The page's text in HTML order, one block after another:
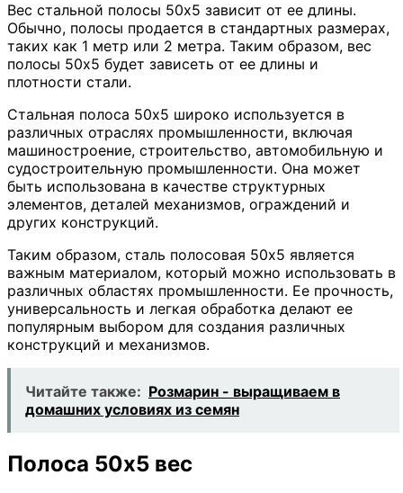
Вес стальной полосы 50х5 зависит от ее длины.
Обычно, полосы продается в стандартных размерах,
таких как 1 метр или 2 метра. Таким образом, вес
полосы 50х5 будет зависеть от ее длины и
плотности стали.
Стальная полоса 50х5 широко используется в
различных отраслях промышленности, включая
машиностроение, строительство, автомобильную и
судостроительную промышленности. Она может
быть использована в качестве структурных
элементов, деталей механизмов, ограждений и
других конструкций.
Таким образом, сталь полосовая 50х5 является
важным материалом, который можно использовать в
различных областях промышленности. Ее прочность,
универсальность и легкая обработка делают ее
популярным выбором для создания различных
конструкций и механизмов.
Читайте также: Розмарин - выращиваем в
домашних условиях из семян
Полоса 50х5 вес